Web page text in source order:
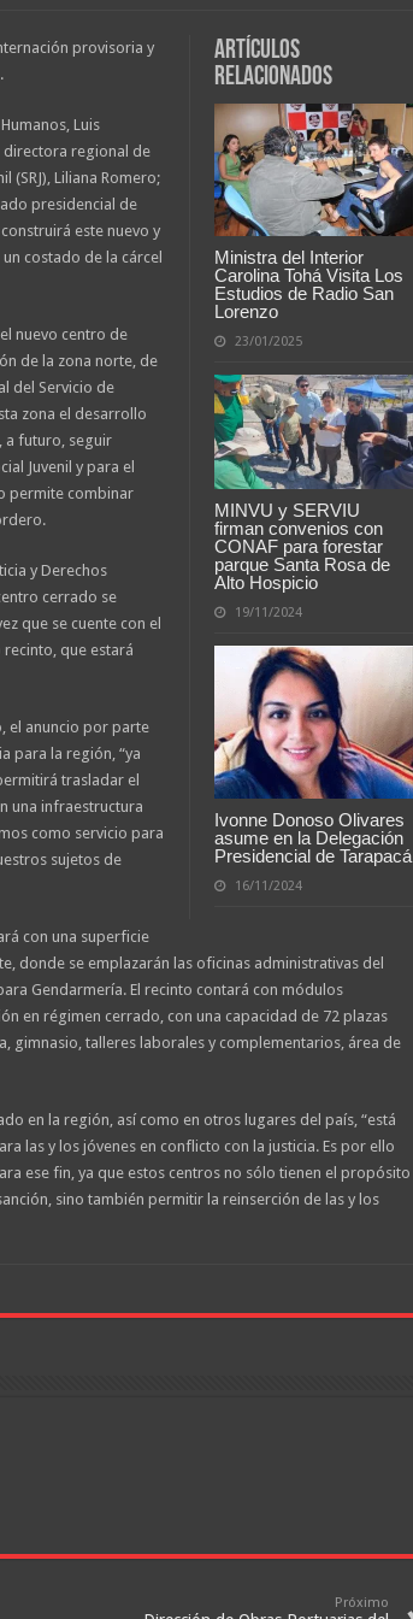
Artículos
relacionados
Ministra del Interior
Carolina Tohá Visita Los
Estudios de Radio San
Lorenzo
23/01/2025
MINVU y SERVIU
firman convenios con
CONAF para forestar
parque Santa Rosa de
Alto Hospicio
19/11/2024
Ivonne Donoso Olivares
asume en la Delegación
Presidencial de Tarapacá
16/11/2024
provisoria y
Luis
directora regional de
(SRJ), Liliana Romero;
presidencial de
este nuevo y
costado de la cárcel
nuevo centro de
de la zona norte, de
del Servicio de
zona el desarrollo
a futuro, seguir
Juvenil y para el
permite combinar
y Derechos
cerrado se
que se cuente con el
que estará
el anuncio por parte
para la región, “ya
trasladar el
una infraestructura
como servicio para
sujetos de
con una superficie
donde se emplazarán las oficinas administrativas del
Gendarmería. El recinto contará con módulos
en régimen cerrado, con una capacidad de 72 plazas
gimnasio, talleres laborales y complementarios, área de
en la región, así como en otros lugares del país, “está
las y los jóvenes en conflicto con la justicia. Es por ello
ese fin, ya que estos centros no sólo tienen el propósito
sino también permitir la reinserción de las y los
Próximo